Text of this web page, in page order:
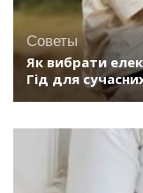
Советы
Як вибрати
Гід для